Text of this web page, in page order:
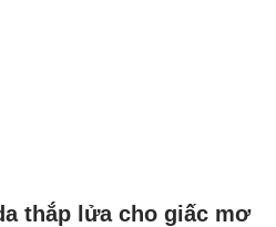
thắp lửa cho giấc mơ